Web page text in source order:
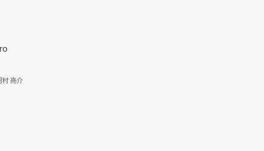
村 亮介